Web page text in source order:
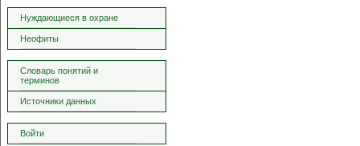
Нуждающиеся в охране
Неофиты
Словарь понятий и
терминов
Источники данных
Войти